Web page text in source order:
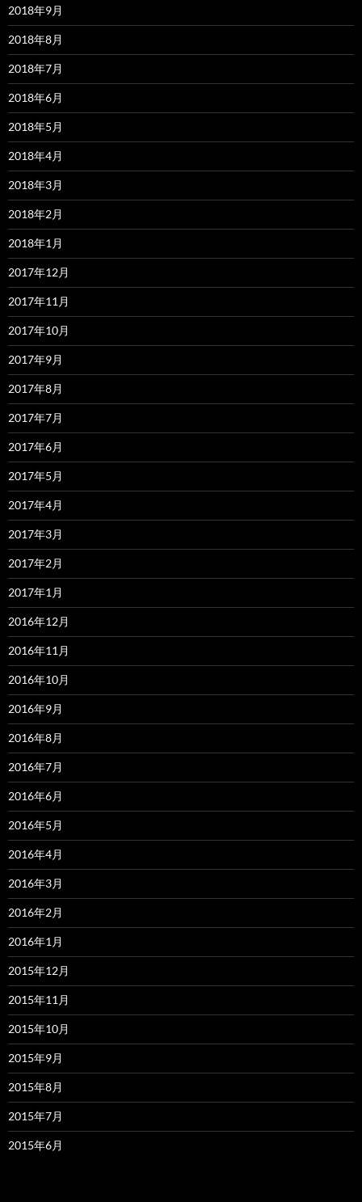
2018年9月
2018年8月
2018年7月
2018年6月
2018年5月
2018年4月
2018年3月
2018年2月
2018年1月
2017年12月
2017年11月
2017年10月
2017年9月
2017年8月
2017年7月
2017年6月
2017年5月
2017年4月
2017年3月
2017年2月
2017年1月
2016年12月
2016年11月
2016年10月
2016年9月
2016年8月
2016年7月
2016年6月
2016年5月
2016年4月
2016年3月
2016年2月
2016年1月
2015年12月
2015年11月
2015年10月
2015年9月
2015年8月
2015年7月
2015年6月